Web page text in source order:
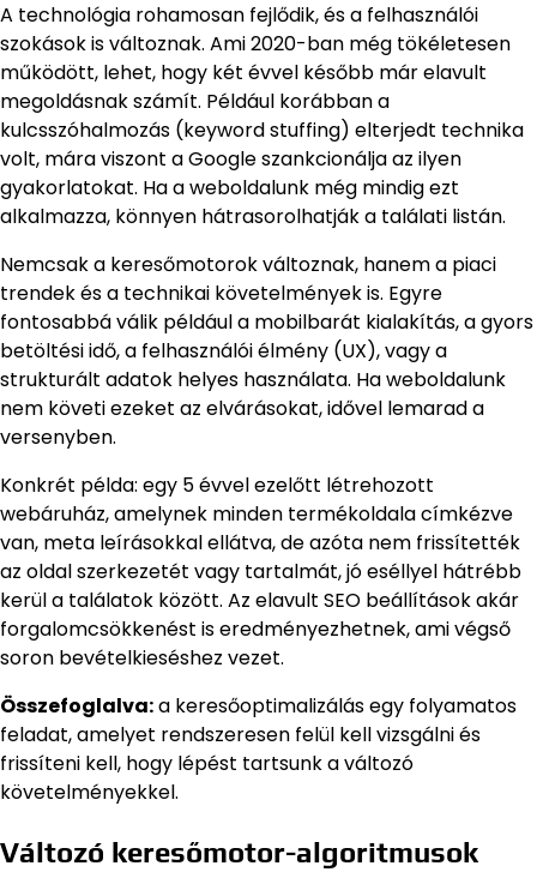
A technológia rohamosan fejlődik, és a felhasználói
szokások is változnak. Ami 2020-ban még tökéletesen
működött, lehet, hogy két évvel később már elavult
megoldásnak számít. Például korábban a
kulcsszóhalmozás (keyword stuffing) elterjedt technika
volt, mára viszont a Google szankcionálja az ilyen
gyakorlatokat. Ha a weboldalunk még mindig ezt
alkalmazza, könnyen hátrasorolhatják a találati listán.
Nemcsak a keresőmotorok változnak, hanem a piaci
trendek és a technikai követelmények is. Egyre
fontosabbá válik például a mobilbarát kialakítás, a gyors
betöltési idő, a felhasználói élmény (UX), vagy a
strukturált adatok helyes használata. Ha weboldalunk
nem követi ezeket az elvárásokat, idővel lemarad a
versenyben.
Konkrét példa: egy 5 évvel ezelőtt létrehozott
webáruház, amelynek minden termékoldala címkézve
van, meta leírásokkal ellátva, de azóta nem frissítették
az oldal szerkezetét vagy tartalmát, jó eséllyel hátrébb
kerül a találatok között. Az elavult SEO beállítások akár
forgalomcsökkenést is eredményezhetnek, ami végső
soron bevételkieséshez vezet.
Összefoglalva:a keresőoptimalizálás egy folyamatos
feladat, amelyet rendszeresen felül kell vizsgálni és
frissíteni kell, hogy lépést tartsunk a változó
követelményekkel.
Változó keresőmotor-algoritmusok